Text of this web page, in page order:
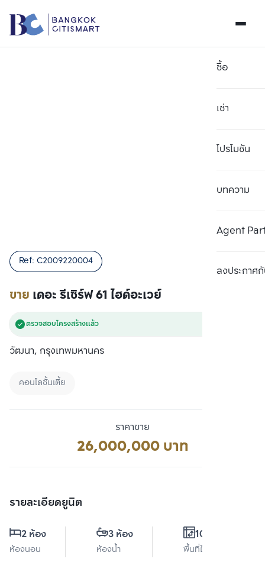
ซื้อ
เช่า
โปรโมชัน
บทความ
Agent
ลงประกาศกั
ขาย เดอะ รีเซิร์ฟ 61 ไฮด์อะเวย์
Ref: C2009220004
ตรวจสอบโครงสร้างแล้ว
วัฒนา, กรุงเทพมหานคร
คอนโดชั้นเตี้ย
ราคาขาย
26,000,000 บาท
รายละเอียดยูนิต
2 ห้อง
ห้องนอน
3 ห้อง
ห้องน้ำ
101 ตร.ม.
พื้นที่ใช้สอย
เปรียบเทียบ